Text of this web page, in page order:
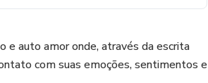
e auto amor onde, através da escrita
com suas emoções, sentimentos e